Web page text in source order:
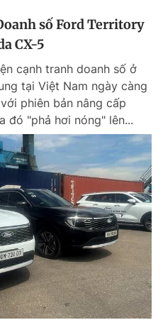
số Ford Territory
CX-5
cạnh tranh doanh số ở
tại Việt Nam ngày càng
phiên bản nâng cấp
đó "phả hơi nóng" lên...